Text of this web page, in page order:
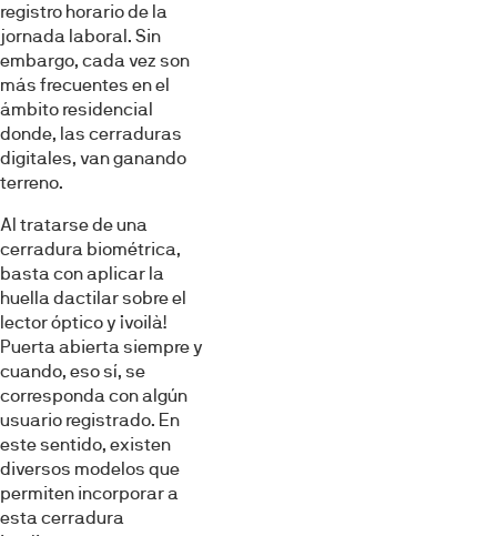
registro horario de la
jornada laboral. Sin
embargo, cada vez son
más frecuentes en el
ámbito residencial
donde, las cerraduras
digitales, van ganando
terreno.
Al tratarse de una
cerradura biométrica,
basta con aplicar la
huella dactilar sobre el
lector óptico y ¡voilà!
Puerta abierta siempre y
cuando, eso sí, se
corresponda con algún
usuario registrado. En
este sentido, existen
diversos modelos que
permiten incorporar a
esta cerradura